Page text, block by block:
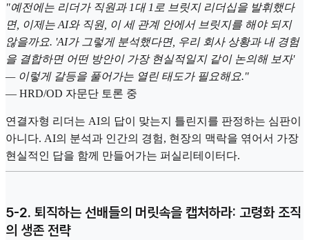
"예전에는 리더가 직원과 1대 1로 브릿지 리더십을 발휘했다
면, 이제는 AI와 직원, 이 세 관계 안에서 브릿지를 해야 되지
않을까요. 'AI가 그렇게 분석했다면, 우리 회사 상황과 내 경험
을 결합하면 어떤 방안이 가장 현실적일지 같이 논의해 보자'
— 이렇게 갈등을 풀어가는 열린 태도가 필요해요."
— HRD/OD 자문단 토론 중
연결자형 리더는 AI의 답이 맞는지 틀린지를 판정하는 심판이
아니다. AI의 분석과 인간의 경험, 현장의 맥락을 엮어서 가장
현실적인 답을 함께 만들어가는 퍼실리테이터다.
5-2. 퇴직하는 선배들의 머릿속을 캡처하라: 고령화 조직
의 생존 전략